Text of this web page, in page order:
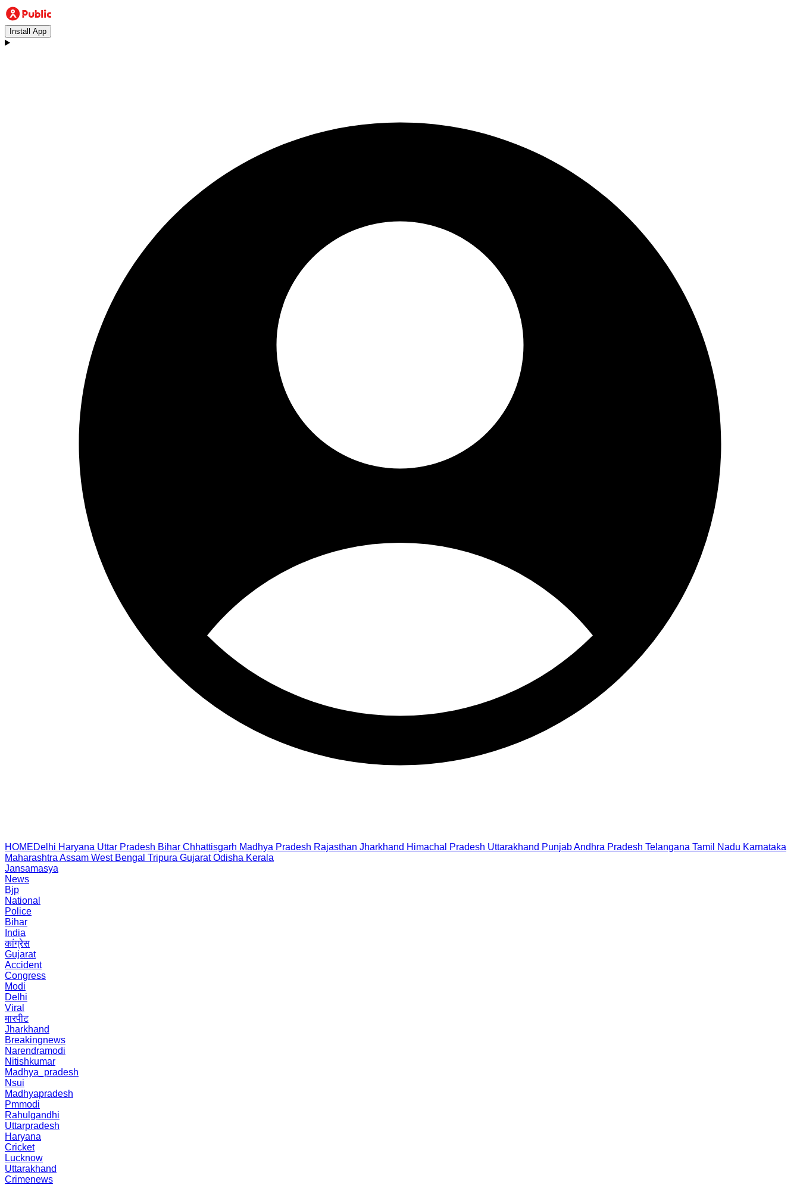
Install App
HOMEDelhi Haryana Uttar Pradesh Bihar Chhattisgarh Madhya Pradesh Rajasthan Jharkhand Himachal Pradesh Uttarakhand PunjabAndhra Pradesh Telangana Tamil Nadu Karnataka
Maharashtra Assam West Bengal Tripura Gujarat Odisha Kerala
Jansamasya
News
Bjp
National
Police
Bihar
India
कांग्रेस
Gujarat
Accident
Congress
Modi
Delhi
Viral
मारपीट
Jharkhand
Breakingnews
Narendramodi
Nitishkumar
Madhya_pradesh
Nsui
Madhyapradesh
Pmmodi
Rahulgandhi
Uttarpradesh
Haryana
Cricket
Lucknow
Uttarakhand
Crimenews